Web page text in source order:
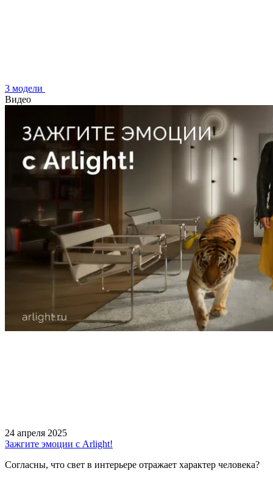
3 модели
Видео
24 апреля 2025
Зажгите эмоции с Arlight!
Согласны, что свет в интерьере отражает характер человека?